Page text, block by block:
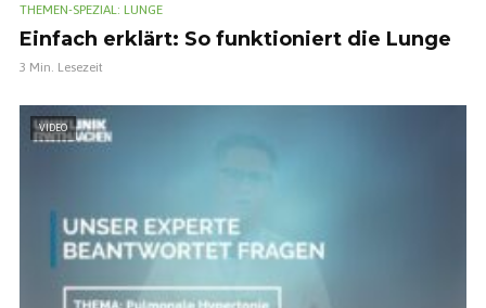
THEMEN-SPEZIAL: LUNGE
Einfach erklärt: So funktioniert die Lunge
3 Min. Lesezeit
VIDEO